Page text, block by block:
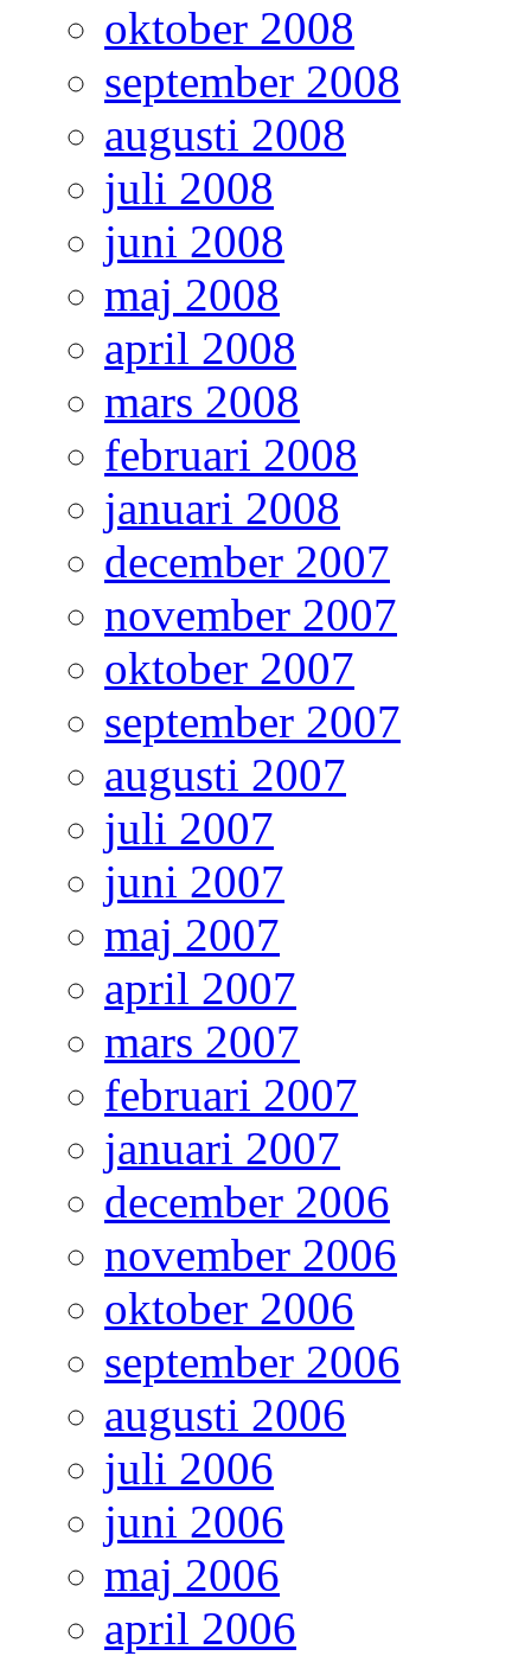
oktober 2008
september 2008
augusti 2008
juli 2008
juni 2008
maj 2008
april 2008
mars 2008
februari 2008
januari 2008
december 2007
november 2007
oktober 2007
september 2007
augusti 2007
juli 2007
juni 2007
maj 2007
april 2007
mars 2007
februari 2007
januari 2007
december 2006
november 2006
oktober 2006
september 2006
augusti 2006
juli 2006
juni 2006
maj 2006
april 2006